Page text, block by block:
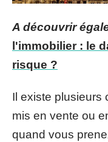
A découvrir
l'immobilier : le
risque ?
Il existe plusieurs
mis en vente ou
quand vous